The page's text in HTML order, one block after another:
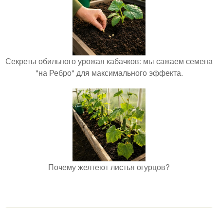
Секреты обильного урожая кабачков: мы сажаем семена
"на Ребро" для максимального эффекта.
Почему желтеют листья огурцов?